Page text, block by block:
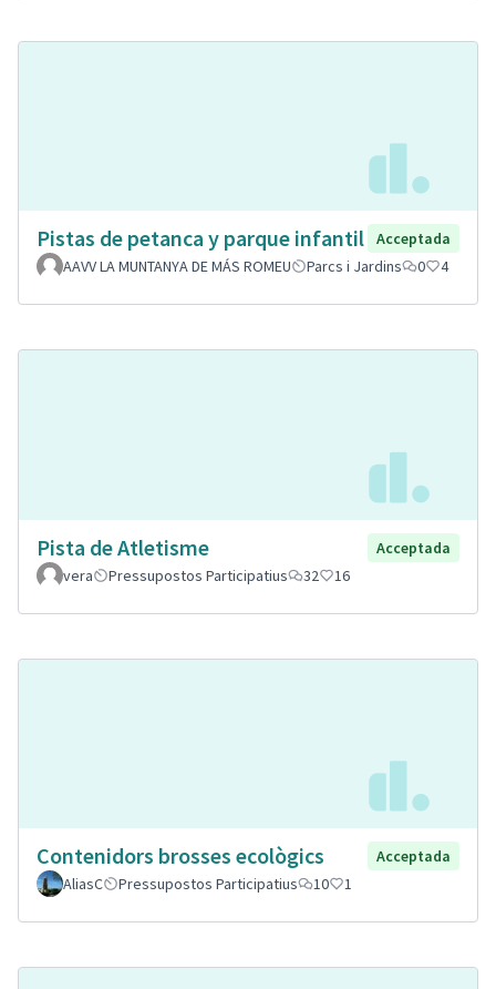
Pistas de petanca y parque infantil
Acceptada
AAVV LA MUNTANYA DE MÁS ROMEU
Parcs i Jardins 0 4
Pista de Atletisme
Acceptada
vera
Pressupostos Participatius 32 16
Contenidors brosses ecològics
Acceptada
AliasC
Pressupostos Participatius 10 1